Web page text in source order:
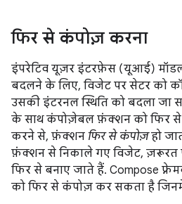
फिर से कंपोज़ करना
इंपरेटिव यूज़र इंटरफ़ेस (यूआई)
बदलने के लिए, विजेट पर सेटर को
उसकी इंटरनल स्थिति को बदला जा
के साथ कंपोज़ेबल फ़ंक्शन को फिर से
करने से, फ़ंक्शन फिर से कंपोज़हो
फ़ंक्शन से निकाले गए विजेट, ज़रूरत
फिर से बनाए जाते हैं. Compose
को फिर से कंपोज़ कर सकता है